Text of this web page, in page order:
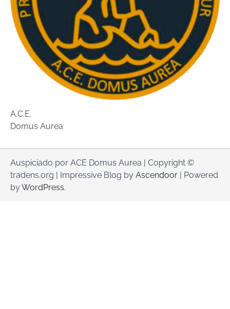
A.C.E.
Domus Aurea
Auspiciado por ACE Domus Aurea | Copyright ©
tradens.org | Impressive Blog by Ascendoor | Powered
byWordPress.